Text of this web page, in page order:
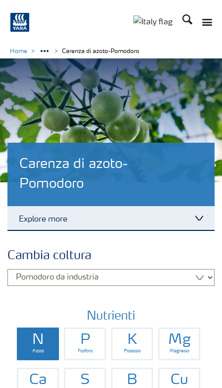
Cerca
Carenza di azoto-
Pomodoro
Explore more
Concimi
Fertirrigazione
NPK
Home Carenza di azoto-Pomodoro
Cambia coltura
Nutrienti
N
Azoto
P
Fosforo
K
Potassio
Mg
Magnesio
Ca S B Cu